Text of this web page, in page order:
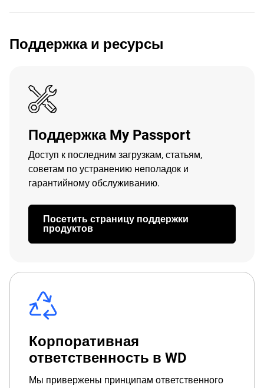
Поддержка и ресурсы
Поддержка My Passport
Доступ к последним загрузкам, статьям,
советам по устранению неполадок и
гарантийному обслуживанию.
Посетить страницу поддержки
продуктов
Корпоративная
ответственность в WD
Мы привержены принципам ответственного